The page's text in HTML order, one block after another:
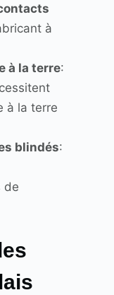
à
à la terre:
à la terre
blindés:
de